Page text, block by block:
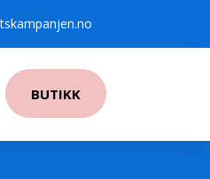
BUTIKK